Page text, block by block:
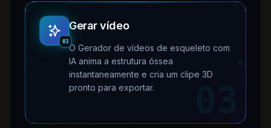
03
03
Gerar vídeo
O Gerador de vídeos de esqueleto com
IA anima a estrutura óssea
instantaneamente e cria um clipe 3D
pronto para exportar.